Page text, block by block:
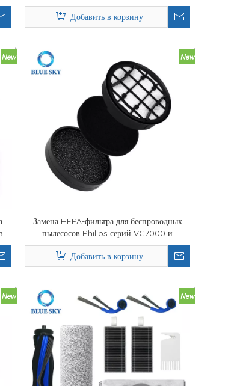
Добавить в корзину
/
Замена HEPA-фильтра для беспроводных
пылесосов Philips серий VC7000 и
VC8000
Добавить в корзину